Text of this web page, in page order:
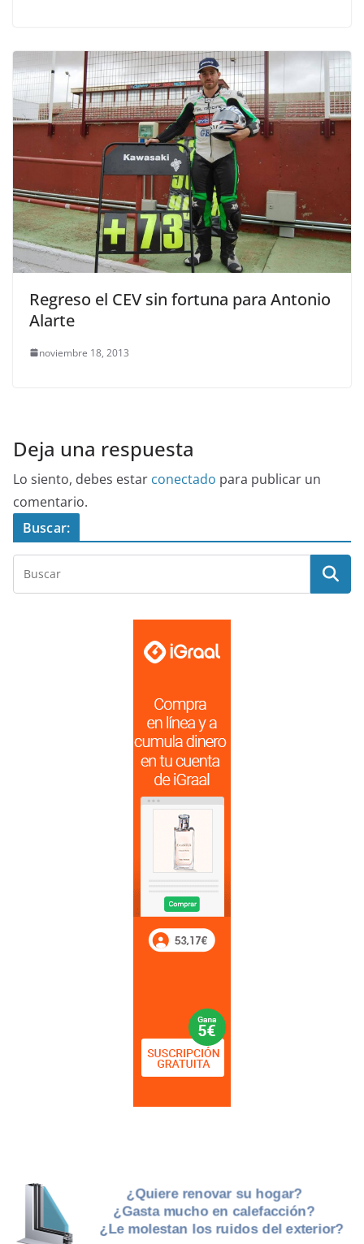
Regreso el CEV sin fortuna para Antonio
Alarte
noviembre 18, 2013
Deja una respuesta
Lo siento, debes estar conectado para publicar un
comentario.
Buscar: